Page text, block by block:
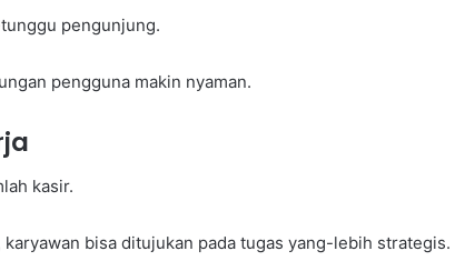
pengunjung.
pengguna makin nyaman.
kasir.
bisa ditujukan pada tugas yang-lebih strategis.